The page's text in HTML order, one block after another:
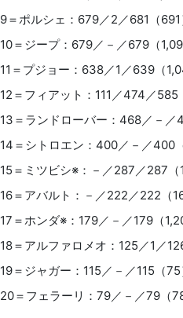
9＝ポルシェ：679／2／681（691
10＝ジープ：679／－／679（
11＝プジョー：638／1／639（
12＝フィアット：111／474／585
13＝ランドローバー：468／－／
14＝シトロエン：400／－／400
15＝ミツビシ※：－／287／287（
16＝アバルト：－／222／222（
17＝ホンダ※：179／－／179（
18＝アルファロメオ：125／1／
19＝ジャガー：115／－／115（75
20＝フェラーリ：79／－／79（78